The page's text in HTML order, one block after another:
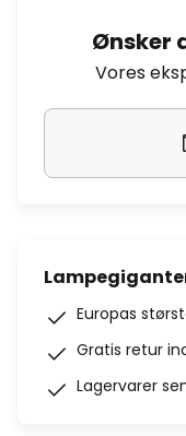
Ønsker
Vores
Europas
Gratis retur
Lagervarer